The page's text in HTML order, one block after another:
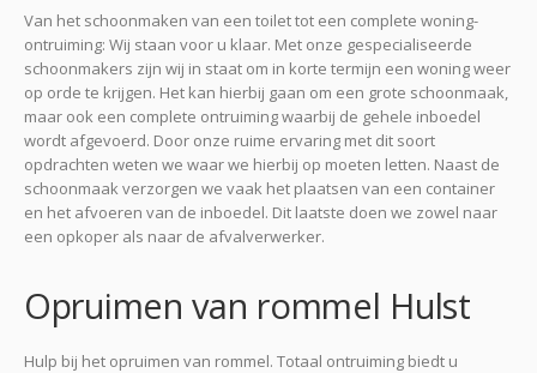
Van het schoonmaken van een toilet tot een complete woning-
ontruiming: Wij staan voor u klaar. Met onze gespecialiseerde
schoonmakers zijn wij in staat om in korte termijn een woning weer
op orde te krijgen. Het kan hierbij gaan om een grote schoonmaak,
maar ook een complete ontruiming waarbij de gehele inboedel
wordt afgevoerd. Door onze ruime ervaring met dit soort
opdrachten weten we waar we hierbij op moeten letten. Naast de
schoonmaak verzorgen we vaak het plaatsen van een container
en het afvoeren van de inboedel. Dit laatste doen we zowel naar
een opkoper als naar de afvalverwerker.
Opruimen van rommel Hulst
Hulp bij het opruimen van rommel. Totaal ontruiming biedt u